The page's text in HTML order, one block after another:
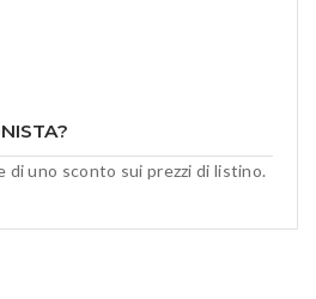
di uno sconto sui prezzi di listino.